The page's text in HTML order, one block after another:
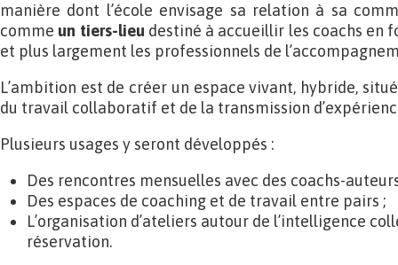
manière dont l’école envisage sa relation à sa
comme un tiers-lieu destiné à accueillir les coachs en
et plus largement les professionnels de
L’ambition est de créer un espace vivant, hybride,
du travail collaboratif et de la transmission
Plusieurs usages y seront développés :
Des rencontres mensuelles avec des coachs-
Des espaces de coaching et de travail entre pairs ;
L’organisation d’ateliers autour de l’intelligence
réservation.